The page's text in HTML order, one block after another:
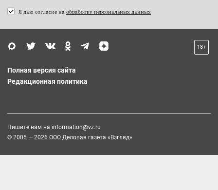
Я даю согласие на обработку персональных данных
18+
Полная версия сайта
Редакционная политика
Пишите нам на information@vz.ru
© 2005 — 2026 ООО Деловая газета «Взгляд»